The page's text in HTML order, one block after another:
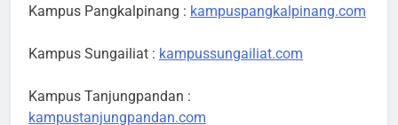
Kampus Pangkalpinang : kampuspangkalpinang.com
Kampus Sungailiat : kampussungailiat.com
Kampus Tanjungpandan :
kampustanjungpandan.com